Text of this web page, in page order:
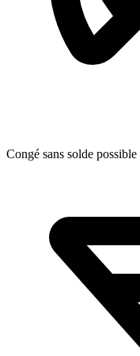
Congé sans solde possible